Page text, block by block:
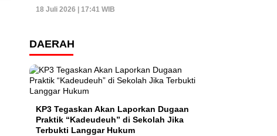
18 Juli 2026 | 17:41 WIB
DAERAH
KP3 Tegaskan Akan Laporkan Dugaan
Praktik “Kadeudeuh” di Sekolah Jika
Terbukti Langgar Hukum